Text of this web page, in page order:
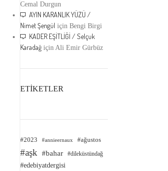
Cemal Durgun
AYIN KARANLIK YÜZÜ /
Nimet Şengül içinBengi Birgi
KADER EŞİTLİĞİ / Selçuk
Karadağ için Ali Emir Gürbüz
ETİKETLER
#2023 #annieernaux #ağustos
#aşk #bahar #dileküstündağ
#edebiyatdergisi